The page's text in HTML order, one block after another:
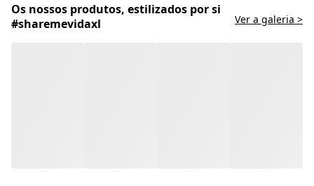
Os nossos produtos, estilizados por si
#sharemevidaxl
Ver a galeria >